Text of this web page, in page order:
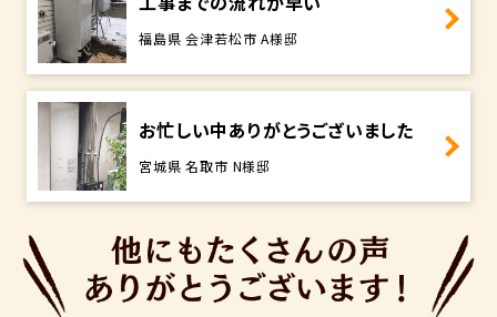
福島県 会津若松市 A様邸
お忙しい中ありがとうございました
宮城県 名取市 N様邸